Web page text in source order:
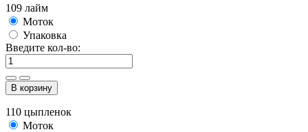
109 лайм
Моток
Упаковка
Введите кол-во:
В корзину
110 цыпленок
Моток